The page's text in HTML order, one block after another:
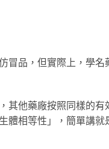
冒品，但實際上，學
其他藥廠按照同樣的
體相等性」，簡單講